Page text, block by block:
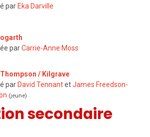
par Eka Darville
parCarrie-Anne Moss
Thompson / Kilgrave
par David TennantetJames Freedson-
(jeune)
secondaire